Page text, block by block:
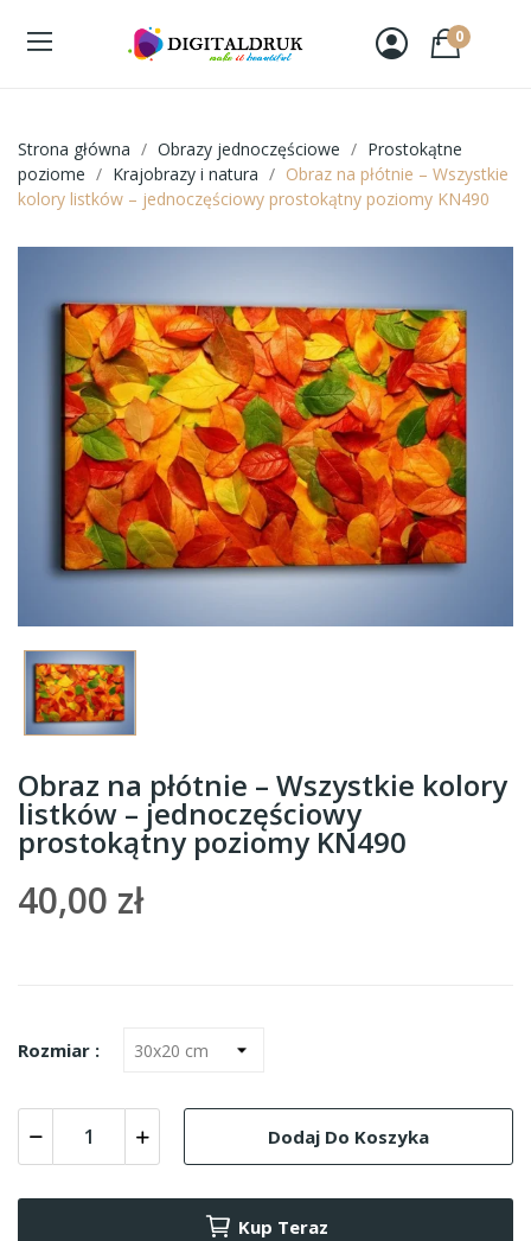
0
Strona główna Obrazy jednoczęściowe
Prostokątne
poziome
Krajobrazy i natura
Obraz na płótnie – Wszystkie
kolory listków – jednoczęściowy prostokątny poziomy KN490
Obraz na płótnie – Wszystkie kolory
listków – jednoczęściowy
prostokątny poziomy KN490
40,00 zł
Rozmiar :
Dodaj Do Koszyka
Kup Teraz